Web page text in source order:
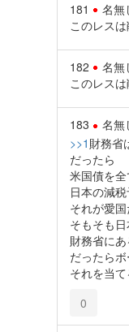
181 名無
このレス
182 名無
このレス
183 名無
>>1 財務省
だったら
米国債を
日本の減
それが愛国
そもそも
財務省に
だったら
それを当て
0